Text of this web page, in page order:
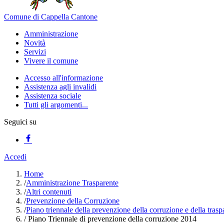
Comune di Cappella Cantone
Amministrazione
Novità
Servizi
Vivere il comune
Accesso all'informazione
Assistenza agli invalidi
Assistenza sociale
Tutti gli argomenti...
Seguici su
Accedi
Home
/Amministrazione Trasparente
/Altri contenuti
/Prevenzione della Corruzione
/Piano triennale della prevenzione della corruzione e della
/Piano Triennale di prevenzione della corruzione 2014